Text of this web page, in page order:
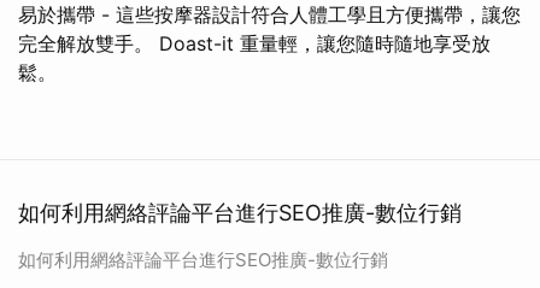
易於攜帶 - 這些按摩器設計符合人體工學且方便攜帶，讓您
完全解放雙手。 Doast-it 重量輕，讓您隨時隨地享受放
鬆。
如何利用網絡評論平台進行SEO推廣-數位行銷
如何利用網絡評論平台進行SEO推廣-數位行銷